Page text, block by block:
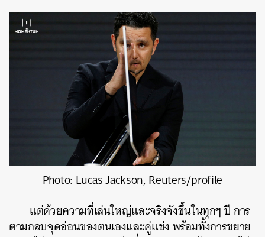
Photo: Lucas Jackson, Reuters/profile
แต่ด้วยความที่เล่นใหญ่และจริงจังขึ้นในทุกๆ ปี การ
ตามกลบจุดอ่อนของตนเองและคู่แข่ง พร้อมทั้งการขยาย